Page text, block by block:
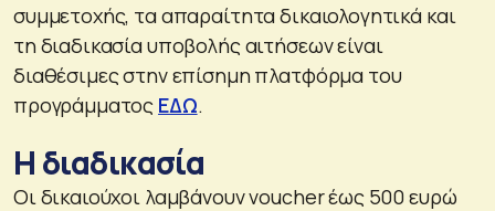
συμμετοχής, τα απαραίτητα δικαιολογητικά και
τη διαδικασία υποβολής αιτήσεων είναι
διαθέσιμες στην επίσημη πλατφόρμα του
προγράμματος ΕΔΩ.
Η διαδικασία
Οι δικαιούχοι λαμβάνουν voucher έως 500 ευρώ